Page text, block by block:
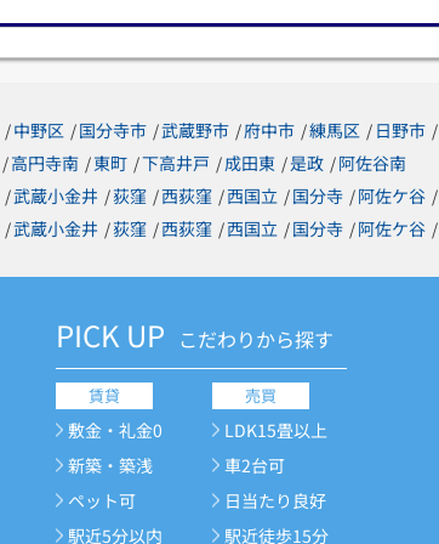
/中野区 /国分寺市 /武蔵野市 /府中市 /練馬区 / 日野市 /
/高円寺南 /東町 /下高井戸 /成田東 /是政 /阿佐谷南
/武蔵小金井 /荻窪 /西荻窪 /西国立 /国分寺 /阿佐ケ谷 /
/武蔵小金井 /荻窪 /西荻窪 /西国立 /国分寺 /阿佐ケ谷 /
PICK UP こだわりから探す
賃貸
敷金・礼金0
新築・築浅
ペット可
駅近5分以内
売買
LDK15畳以上
車2台可
日当たり良好
駅近徒歩15分